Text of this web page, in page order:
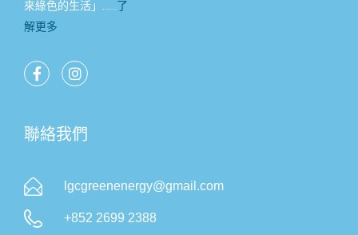
來綠色的生活」…… 了
解更多
聯絡我們
lgcgreenenergy@gmail.com
+852 2699 2388